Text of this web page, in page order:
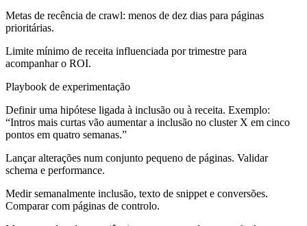
Metas de recência de crawl: menos de dez dias para páginas
prioritárias.
Limite mínimo de receita influenciada por trimestre para
acompanhar o ROI.
Playbook de experimentação
Definir uma hipótese ligada à inclusão ou à receita. Exemplo:
“Intros mais curtas vão aumentar a inclusão no cluster X em cinco
pontos em quatro semanas.”
Lançar alterações num conjunto pequeno de páginas. Validar
schema e performance.
Medir semanalmente inclusão, texto de snippet e conversões.
Comparar com páginas de controlo.